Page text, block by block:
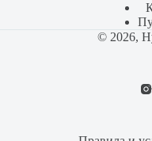
© 2026,